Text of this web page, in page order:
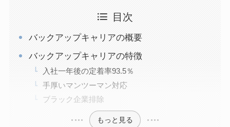
目次
バックアップキャリアの概要
バックアップキャリアの特徴
入社一年後の定着率93.5％
手厚いマンツーマン対応
ブラック企業排除
もっと見る